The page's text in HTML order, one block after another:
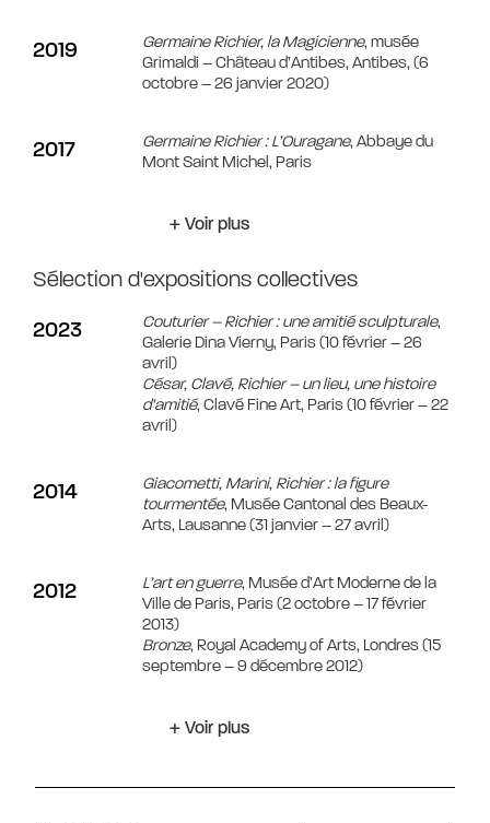
2019 Germaine Richier, la Magicienne, musée
Grimaldi – Château d’Antibes, Antibes, (6
octobre – 26 janvier 2020)
2017 Germaine Richier : L’Ouragane, Abbaye du
Mont Saint Michel, Paris
+ Voir plus
Sélection d'expositions collectives
2023 Couturier – Richier : une amitié sculpturale,
Galerie Dina Vierny, Paris (10 février – 26
avril)
César, Clavé, Richier – un lieu, une histoire
d’amitié, Clavé Fine Art, Paris (10 février – 22
avril)
2014
Giacometti, Marini, Richier : la figure
tourmentée, Musée Cantonal des Beaux-
Arts, Lausanne (31 janvier – 27 avril)
2012 L’art en guerre, Musée d’Art Moderne de la
Ville de Paris, Paris (2 octobre – 17 février
2013)
Bronze, Royal Academy of Arts, Londres (15
septembre – 9 décembre 2012)
+ Voir plus